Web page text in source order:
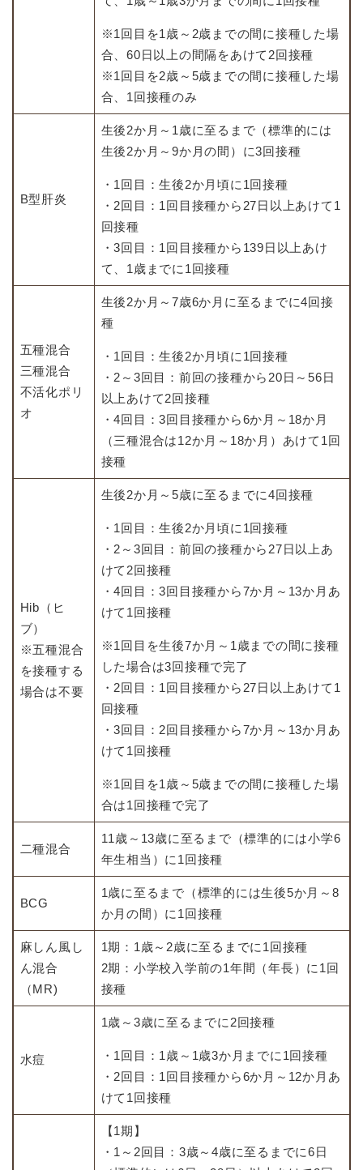
※1回目を1歳～2歳までの間に接種した場
合、60日以上の間隔をあけて2回接種
※1回目を2歳～5歳までの間に接種した場
合、1回接種のみ
B型肝炎
生後2か月～1歳に至るまで（標準的には
生後2か月～9か月の間）に3回接種
・1回目：生後2か月頃に1回接種
・2回目：1回目接種から27日以上あけて1
回接種
・3回目：1回目接種から139日以上あけ
て、1歳までに1回接種
五種混合
三種混合
不活化ポリ
オ
生後2か月～7歳6か月に至るまでに4回接
種
・1回目：生後2か月頃に1回接種
・2～3回目：前回の接種から20日～56日
以上あけて2回接種
・4回目：3回目接種から6か月～18か月
（三種混合は12か月～18か月）あけて1回
接種
Hib（ヒ
ブ）
※五種混合
を接種する
場合は不要
生後2か月～5歳に至るまでに4回接種
・1回目：生後2か月頃に1回接種
・2～3回目：前回の接種から27日以上あ
けて2回接種
・4回目：3回目接種から7か月～13か月あ
けて1回接種
※1回目を生後7か月～1歳までの間に接種
した場合は3回接種で完了
・2回目：1回目接種から27日以上あけて1
回接種
・3回目：2回目接種から7か月～13か月あ
けて1回接種
※1回目を1歳～5歳までの間に接種した場
合は1回接種で完了
二種混合
11歳～13歳に至るまで（標準的には小学6
年生相当）に1回接種
BCG
1歳に至るまで（標準的には生後5か月～8
か月の間）に1回接種
麻しん風し
ん混合
（MR)
1期：1歳～2歳に至るまでに1回接種
2期：小学校入学前の1年間（年長）に1回
接種
水痘
1歳～3歳に至るまでに2回接種
・1回目：1歳～1歳3か月までに1回接種
・2回目：1回目接種から6か月～12か月あ
けて1回接種
【1期】
・1～2回目：3歳～4歳に至るまでに6日